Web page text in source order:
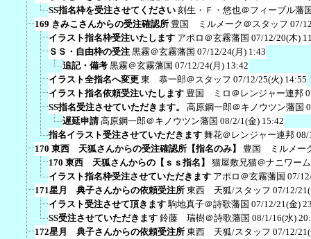
SS指名枠を受注させてください 刻生・Ｆ・悠也＠フィーブル藩
169 きみこさんからの受注確認所 豊国 ミルメーク＠スタッフ 07/
イラスト指名枠受注いたします アポロ＠玄霧藩国 07/12/20(木)
ＳＳ・自由枠の受注 黒霧＠玄霧藩国 07/12/24(月) 1:43
追記・備考 黒霧＠玄霧藩国 07/12/24(月) 13:42
イラスト全指名へ変更 東 恭一郎＠スタッフ 07/12/25(火) 14:55
イラスト指名依頼受注いたします 豊国 ミロ＠レンジャー連邦
SS指名受注させていただきます。
高原鋼一郎＠キノウツン藩国
遅延申請 高原鋼一郎＠キノウツン藩国 08/2/1(金) 15:42
指名イラスト受注させていただきます 舞花＠レンジャー連邦 08/
170 東西 天狐さんからの受注確認所【指名のみ】
豊国 ミルメー
170 東西 天狐さんからの【ｓｓ指名】
猫屋敷兄猫＠ナニワー
イラスト指名枠受注させていただきます アポロ＠玄霧藩国 07/
171星月 典子さんからの依頼受注所 東西 天狐/スタッフ 07/12/
イラスト受注させて頂きます 駒地真子＠詩歌藩国 07/12/21(金)
SS受注させていただきます 鈴藤 瑞樹＠詩歌藩国 08/1/16(水)
172星月 典子さんからの依頼受注所 東西 天狐/スタッフ 07/12/